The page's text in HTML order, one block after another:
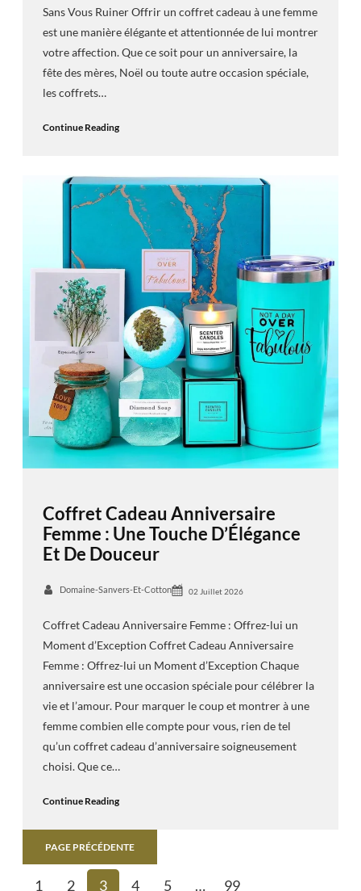
Sans Vous Ruiner Offrir un coffret cadeau à une femme
est une manière élégante et attentionnée de lui montrer
votre affection. Que ce soit pour un anniversaire, la
fête des mères, Noël ou toute autre occasion spéciale,
les coffrets…
Continue Reading
Coffret Cadeau Anniversaire
Femme : Une Touche D’Élégance
Et De Douceur
Domaine-Sanvers-Et-Cotton 02 Juillet 2026
Coffret Cadeau Anniversaire Femme : Offrez-lui un
Moment d’Exception Coffret Cadeau Anniversaire
Femme : Offrez-lui un Moment d’Exception Chaque
anniversaire est une occasion spéciale pour célébrer la
vie et l’amour. Pour marquer le coup et montrer à une
femme combien elle compte pour vous, rien de tel
qu’un coffret cadeau d’anniversaire soigneusement
choisi. Que ce…
Continue Reading
PAGE PRÉCÉDENTE
1 2 3 4 5 … 99